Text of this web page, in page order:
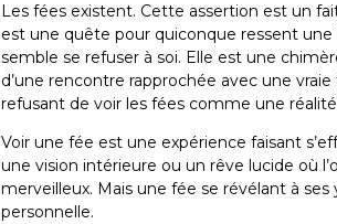
Les fées existent. Cette assertion est un
est une quête pour quiconque ressent
semble se refuser à soi. Elle est une
d’une rencontre rapprochée avec une
refusant de voir les fées comme une
Voir une fée est une expérience faisant
une vision intérieure ou un rêve lucide où
merveilleux. Mais une fée se révélant à
personnelle.